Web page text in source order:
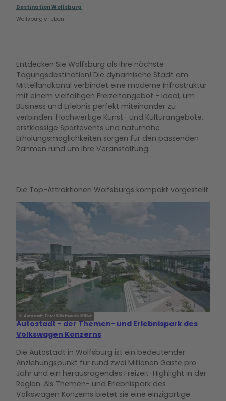
Destination Wolfsburg
Wolfsburg erleben
Entdecken Sie Wolfsburg als Ihre nächste
Tagungsdestination! Die dynamische Stadt am
Mittellandkanal verbindet eine moderne Infrastruktur
mit einem vielfältigen Freizeitangebot - ideal, um
Business und Erlebnis perfekt miteinander zu
verbinden. Hochwertige Kunst- und Kulturangebote,
erstklassige Sportevents und naturnahe
Erholungsmöglichkeiten sorgen für den passenden
Rahmen rund um Ihre Veranstaltung.
Die Top-Attraktionen Wolfsburgs kompakt vorgestellt
© Autostadt, Foto: Nils Hendrik Müller
Autostadt - der Themen- und Erlebnispark des
Volkswagen Konzerns
Die Autostadt in Wolfsburg ist ein bedeutender
Anziehungspunkt für rund zwei Millionen Gäste pro
Jahr und ein herausragendes Freizeit-Highlight in der
Region. Als Themen- und Erlebnispark des
Volkswagen Konzerns bietet sie eine einzigartige